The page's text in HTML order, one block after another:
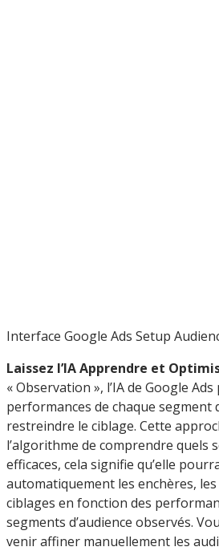
Interface Google Ads Setup
Laissez l’IA Apprendre et
« Observation », l’IA de Google
performances de chaque segment
restreindre le ciblage. Cette
l’algorithme de comprendre quels
efficaces, cela signifie qu’elle
automatiquement les enchères,
ciblages en fonction des
segments d’audience observés.
venir affiner manuellement les